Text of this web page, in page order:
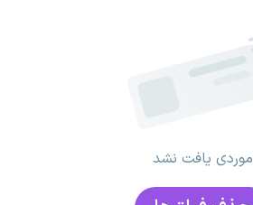
موردی یافت نشد